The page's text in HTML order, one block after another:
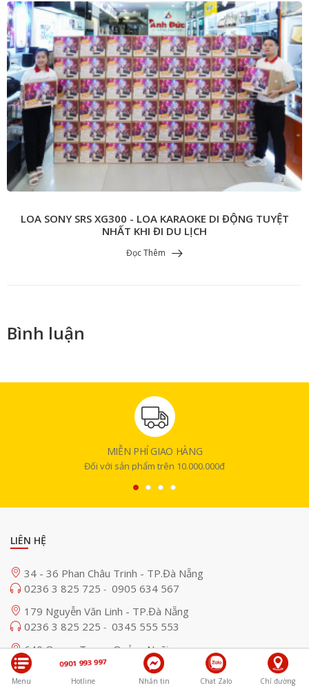
LOA SONY SRS XG300 - LOA KARAOKE DI ĐỘNG TUYỆT
NHẤT KHI ĐI DU LỊCH
Đọc Thêm
Bình luận
MIỄN PHÍ GIAO HÀNG
Đối với sản phẩm trên 10.000.000đ
Menu
0901 993 997
Hotline Nhắn tin Chat Zalo Chỉ đường
LIÊN HỆ
34 - 36 Phan Châu Trinh - TP.Đà Nẵng
0236 3 825 725 - 0905 634 567
179 Nguyễn Văn Linh - TP.Đà Nẵng
0236 3 825 225 - 0345 555 553
640 Quang Trung, Quảng Ngãi
0235 3 825 725- 0818 825 725